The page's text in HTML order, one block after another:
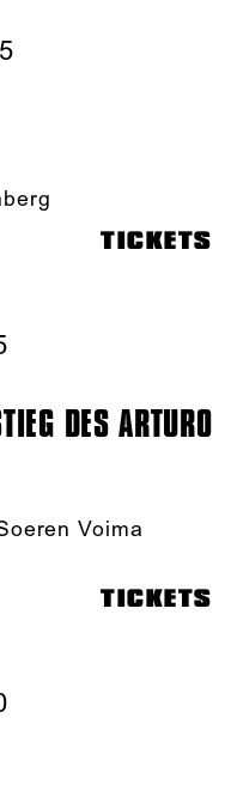
TICKETS
DES ARTURO
Voima
TICKETS